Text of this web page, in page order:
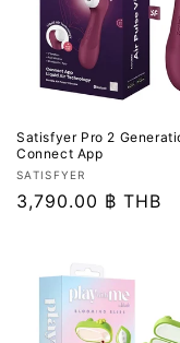
Satisfyer Pro 2
Connect App
เวน
เด
SATISFYER
ราคา
3,790.00 ฿ THB